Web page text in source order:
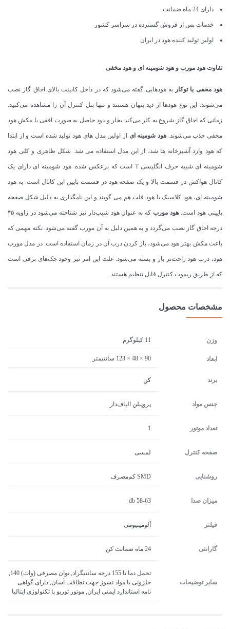
دارای 24 ماه ضمانت
خدمات پس از فروش گسترده در سراسر کشور
اولین تولید کننده هود در ایران
تفاوت هود مورب و هود شومینه ای و هود مخفی
هود مخفی یا توکار به هودهایی گفته می‌شود که در داخل کابینت بالای اجاق گاز نصب
می‌شوند. این نوع هودها از دید پنهان هستند و تنها پنل کنترل آن را مشاهده می‌کنید.
زمانی که اجاق گاز شروع به کار می‌کند بخار و دود حاصل به صورت افقی با مکش هود
مخفی جذب می‌شوند.هود شومینه ای از اولین مدل های هود تولید شده است و از ابتدا
که هود وارد آشپزخانه ها شد، از این مدل استفاده می شد. شکل ظاهری و کلی هود
شومینه ای شبیه حرف انگلیسی T است که برعکس شده. هود شومینه ای دارای یک
کانال هواکش در قسمت بالا و یک صفحه هود در قسمت پایین این کانال است. به هود
شومینه ای، هود کلاسیک یا هود فلت هم می گویند و این نامگذاری به دلیل شکل صفحه
پایینی هود است. هود مورب که به عنوان هود شیب‌دار نیز شناخته می‌شود در زاویه ۴۵
درجه اجاق گاز نصب می‌گردد و به همین دلیل به آن مورب گفته می‌شود. نکته مهمی که
باعث مکش بهتر هود می‌شود، باز کردن درب آن در زمان استفاده است. در مدل مورب
هود، درب هود راحت‌تر باز و بسته می‌شود. علت این امر نیز وجود جک‌های برقی است
که از طریق ریموت کنترل قابل تنظیم هستند.
مشخصات محصول
وزن 11 کیلوگرم
ابعاد 90 × 48 × 123 سانتیمتر
برند کن
جنس مواد پروپیلن الیاف‌دار
تعداد موتور 1
صفحه کنترل لمسی
روشنایی SMD کم‌مصرف
میزان صدا 58-63 db
فیلتر آلومینیومی
گارانتی 24 ماه ضمانت کن
سایر توضیحات
حلزونی با مواد نسوز جهت نظافت آسان, دارای گواهی
نامه استاندارد ایمنی ایران, موتور توربو با تکنولوژی ایتالیا